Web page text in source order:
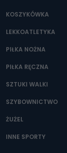
zostały
szczególności:
oraz partnerzy
danych
Można to zrobić
KOSZYKÓWKA
LEKKOATLETYKA
PIŁKA NOŻNA
PIŁKA RĘCZNA
SZTUKI WALKI
SZYBOWNICTWO
ŻUŻEL
INNE SPORTY